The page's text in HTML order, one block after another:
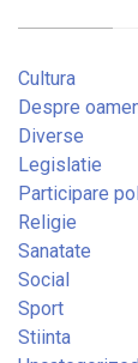
Cultura
Despre
Diverse
Legislatie
Participare
Religie
Sanatate
Social
Sport
Stiinta